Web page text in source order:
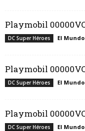
Playmobil
DC Super Héroes El
Playmobil
DC Super Héroes El
Playmobil
DC Super Héroes El